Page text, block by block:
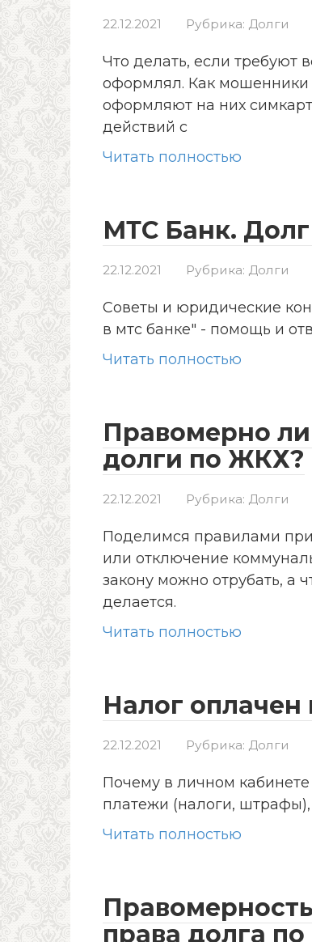
22.12.2021 Рубрика: Долги
Что делать, если требуют
оформлял. Как мошенники
оформляют на них
действий с
Читать полностью
МТС Банк.
22.12.2021 Рубрика: Долги
Советы и юридические
в мтс банке" - помощь и
Читать полностью
Правомерно ли
долги по ЖКХ?
22.12.2021 Рубрика: Долги
Поделимся правилами
или отключение
закону можно отрубать, а
делается.
Читать полностью
Налог оплачен
22.12.2021 Рубрика: Долги
Почему в личном
платежи (налоги, штрафы),
Читать полностью
права долга